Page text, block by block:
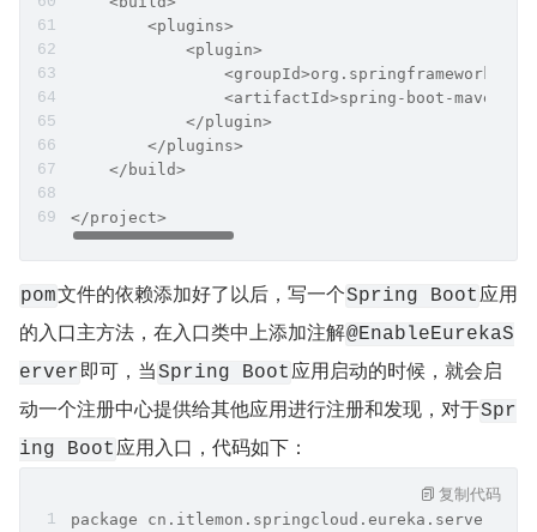
        <plugins>
            <plugin>
<artifactId>spring-boot-maven-
            </plugin>
        </plugins>
    </build>
</project>
pom文件的依赖添加好了以后，写一个Spring Boot 应用
的入口主方法，在入口类中上添加注解@EnableEurekaS
erver即可，当Spring Boot 应用启动的时候，就会启
动一个注册中心提供给其他应用进行注册和发现，对于Spr
ing Boot 应用入口，代码如下：
package cn.itlemon.springcloud.eureka.server;
复制代码